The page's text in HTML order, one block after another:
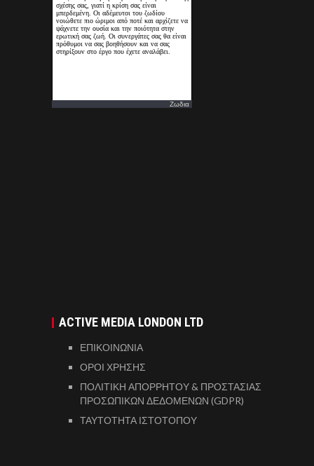
Ζωδια
ACTIVE MEDIA LONDON LTD
ΕΠΙΚΟΙΝΩΝΙΑ
ΟΡΟΙ ΧΡΗΣΗΣ
ΠΟΛΙΤΙΚΗ ΑΠΟΡΡΗΤΟΥ & ΠΡΟΣΤΑΣΙΑΣ
ΠΡΟΣΩΠΙΚΩΝ ΔΕΔΟΜΕΝΩΝ (GDPR)
ΤΑΥΤΟΤΗΤΑ ΙΣΤΟΤΟΠΟΥ